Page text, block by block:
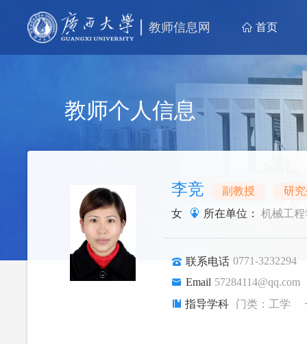
教师信息网 首页
教师个人信息
李竞 副教授
研
女
所在单位： 机械工
联系电话 0771-3232294
Email 57284114@qq.com
指导学科
门类：工学